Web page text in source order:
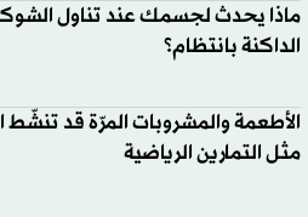
ماذا يحدث لجسمك عند تناول
الداكنة بانتظام؟
الأطعمة والمشروبات المرّة قد تنشّط
مثل التمارين الرياضية